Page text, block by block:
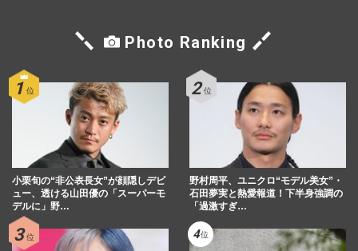
Photo Ranking
小栗旬の“非公表長女”が顔隠しデビ
ュー、透ける山田優の「スーパーモ
デルに」野…
野村周平、ユニクロ“モデル美女”・
石田夢実と熱愛報道！下半身強調の
「過激すぎ…